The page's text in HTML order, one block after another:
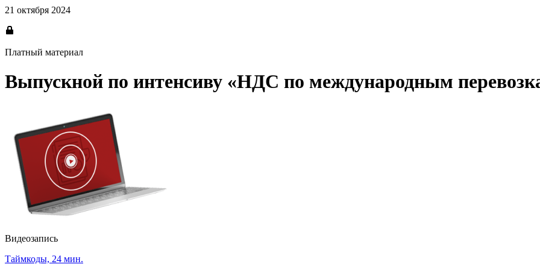
21 октября 2024
Платный материал
Выпускной по интенсиву «НДС по международным
Видеозапись
Таймкоды, 24 мин.